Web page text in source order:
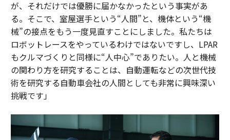
が、それだけでは優勝に届かなかったという事実があ
る。そこで、室屋選手という“人間”と、機体という“機
械”の接点をもう一度見直すことにしました。私たちは
ロボットレースをやっているわけではないですし、LPAR
もクルマづくりと同様に“人中心”でありたい。人と機械
の関わり方を研究することは、自動運転などの次世代技
術を研究する自動車会社の人間としても非常に興味深い
挑戦です」